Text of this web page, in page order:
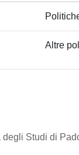
Altre
Studi di